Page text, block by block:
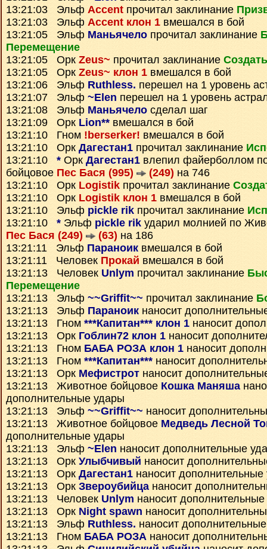
13:21:03 Эльф Accent прочитал заклинание
13:21:03 Эльф Accent клон 1 вмешался в бой
13:21:05 Эльф Маньячело прочитал заклинание
Перемещение
13:21:05 Орк Zeus~ прочитал заклинание
13:21:05 Орк Zeus~ клон 1 вмешался в бой
13:21:06 Эльф Ruthless. перешел на 1 уровень
13:21:07 Эльф ~Elen перешел на 1 уровень
13:21:08 Эльф Маньячело сделал шаг
13:21:09 Орк Lion** вмешался в бой
13:21:10 Гном !berserker! вмешался в бой
13:21:10 Орк Дагестан1 прочитал заклинание
13:21:10 * Орк Дагестан1 влепил файерболлом
бойцовое Пес Бася (995) (249) на 746
13:21:10 Орк Logistik прочитал заклинание
13:21:10 Орк Logistik клон 1 вмешался в бой
13:21:10 Эльф pickle rik прочитал заклинание
13:21:10 * Эльф pickle rik ударил молнией по
Пес Бася (249)
(63) на 186
13:21:11 Эльф Параноик вмешался в бой
13:21:11 Человек Прокай вмешался в бой
13:21:13 Человек Unlym прочитал заклинание
Перемещение
13:21:13 Эльф ~~Griffit~~ прочитал заклинание
13:21:13 Эльф Параноик наносит
13:21:13 Гном ***Капитан*** клон 1 наносит
13:21:13 Орк Гоблин72 клон 1 наносит
13:21:13 Гном БАБА РОЗА клон 1 наносит
13:21:13 Гном ***Капитан*** наносит
13:21:13 Орк Мефистрот наносит
13:21:13 Животное бойцовое Кошка Маняша
дополнительные удары
13:21:13 Эльф ~~Griffit~~ наносит
13:21:13 Животное бойцовое Медведь Лесной
дополнительные удары
13:21:13 Эльф ~Elen наносит дополнительные
13:21:13 Орк Улыбчивый наносит
13:21:13 Орк Дагестан1 наносит
13:21:13 Орк Звероубийцананосит
13:21:13 Человек Unlym наносит
13:21:13 Орк Night spawn наносит
13:21:13 Эльф Ruthless. наносит
13:21:13 Гном БАБА РОЗА наносит